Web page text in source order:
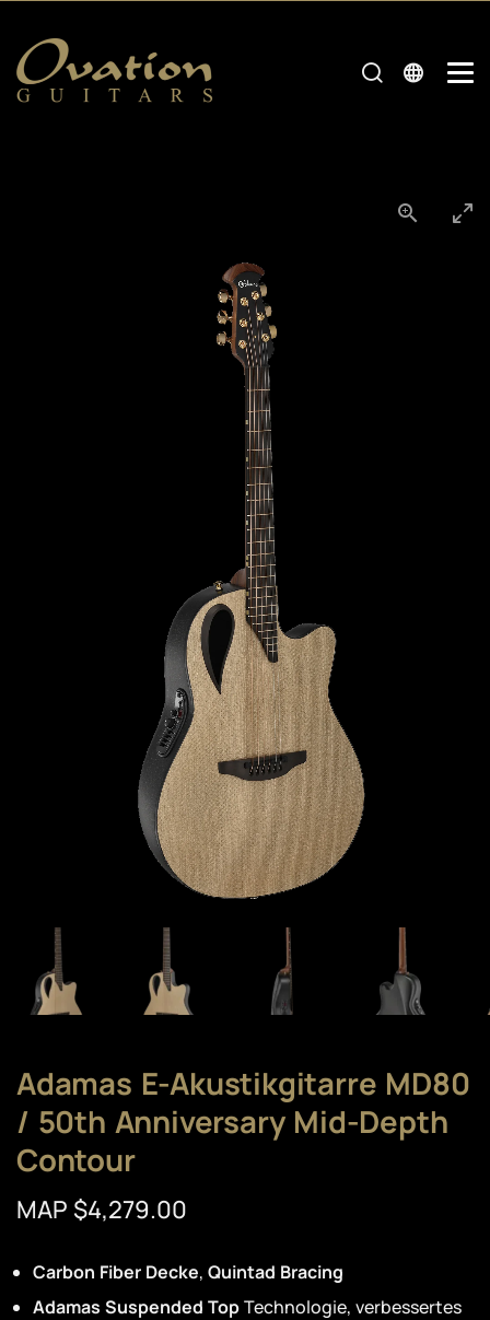
Adamas E-Akustikgitarre MD80
/ 50th Anniversary Mid-Depth
Contour
MAP $4,279.00
Carbon Fiber Decke, Quintad Bracing
Adamas Suspended TopTechnologie, verbessertes